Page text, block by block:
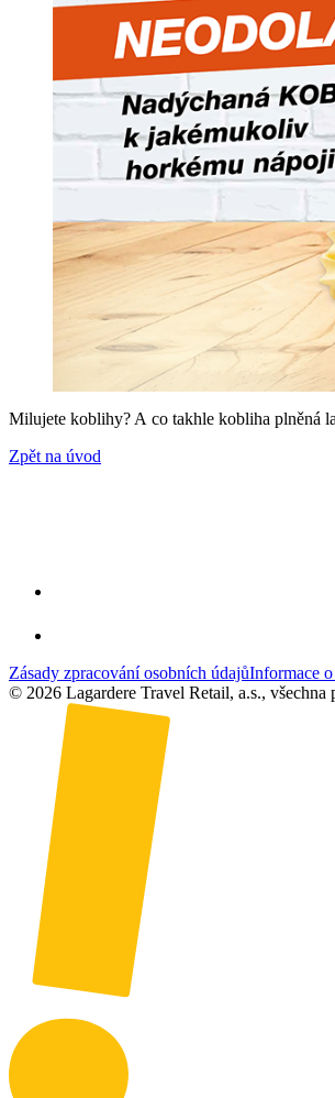
Milujete koblihy? A co takhle kobliha plněná
Zpět na úvod
Zásady zpracování osobních údajůInformace
© 2026 Lagardere Travel Retail, a.s., všechna